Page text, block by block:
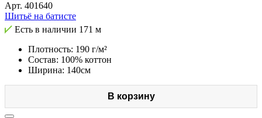
Арт. 401640
Шитьё на батисте
Есть в наличии 171 м
Плотность: 190 г/м²
Состав: 100% коттон
Ширина: 140см
В корзину